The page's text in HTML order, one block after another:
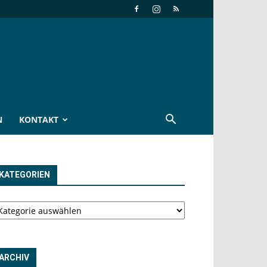
KONTAKT